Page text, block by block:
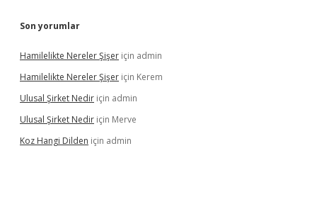
Son yorumlar
Hamilelikte Nereler Şişer için admin
Hamilelikte Nereler Şişer için Kerem
Ulusal Şirket Nedir için admin
Ulusal Şirket Nedir için Merve
Koz Hangi Dilden için admin